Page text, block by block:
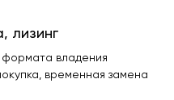
лизинг
владения
временная замена